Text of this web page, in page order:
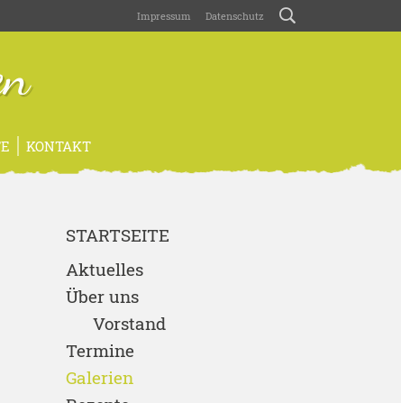
Impressum Datenschutz
KONTAKT
STARTSEITE
Aktuelles
Über uns
Vorstand
Termine
Galerien